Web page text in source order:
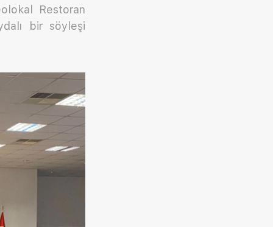
Restoran
bir söyleşi